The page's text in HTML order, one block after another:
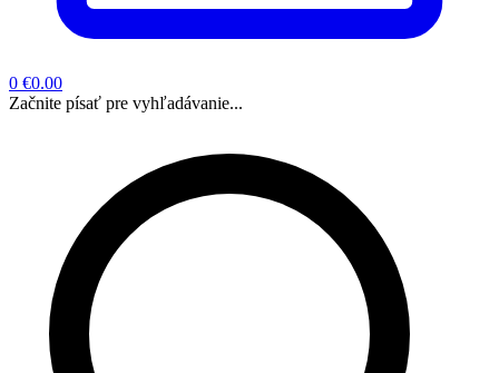
0 €0.00
Začnite písať pre vyhľadávanie...